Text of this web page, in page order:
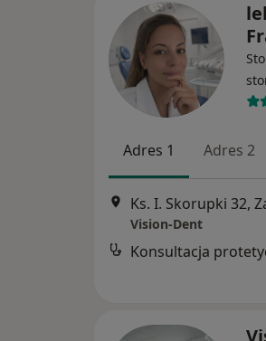
Adres 1 Adres 2
Ks. I. Skorupki 32,
Vision-Dent
Konsultacja